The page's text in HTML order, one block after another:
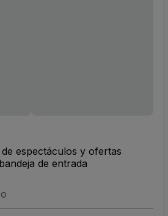
espectáculos y ofertas
de entrada